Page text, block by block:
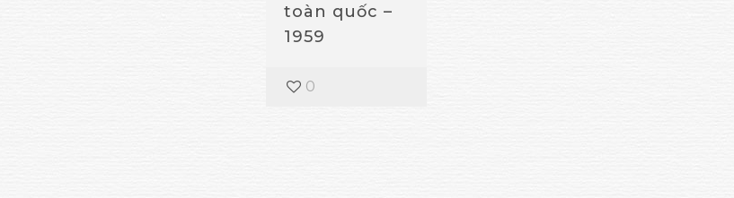
toàn quốc –
1959
0